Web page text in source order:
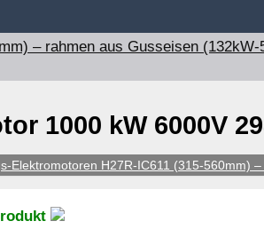
– rahmen aus Gusseisen (132kW-
1000 kW 6000V
Elektromotoren H27R-IC611 (315-560mm)